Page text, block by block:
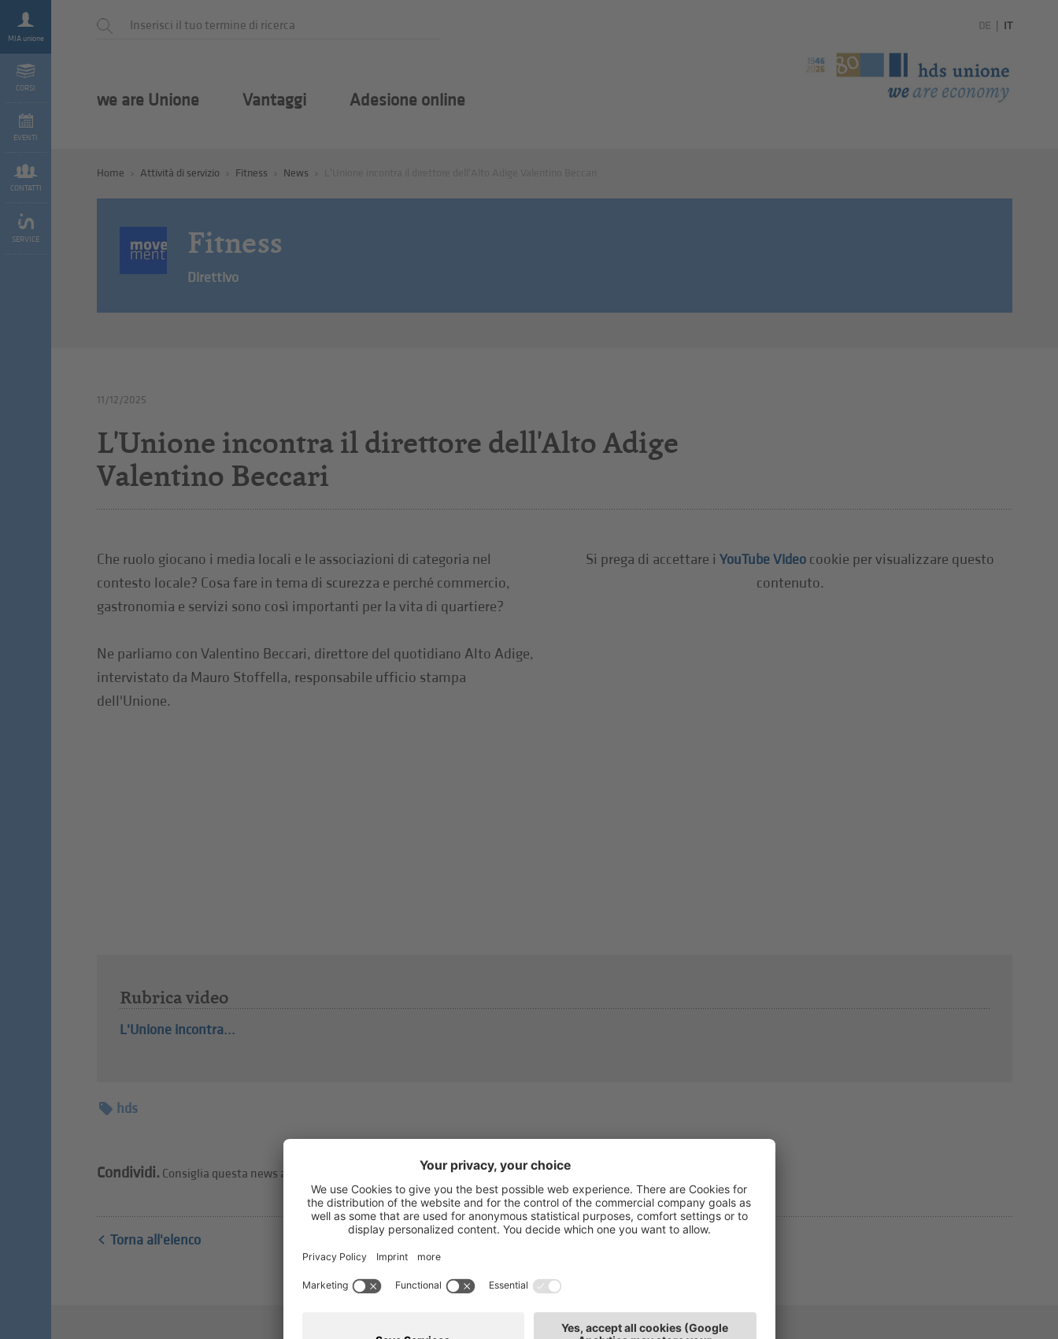
MIA unione
CORSI
EVENTI
CONTATTI
SERVICE
DE IT
we are Unione Vantaggi Adesione online
Home Attività di servizio Fitness News
Fitness
Direttivo
11/12/2025
L'Unione incontra il direttore dell'Alto Adige
Valentino Beccari
Si prega di accettare iYouTube Video cookie per visualizzare questo
contenuto.
Che ruolo giocano i media locali e le associazioni di categoria nel
contesto locale? Cosa fare in tema di scurezza e perché commercio,
gastronomia e servizi sono così importanti per la vita di quartiere?
Ne parliamo con Valentino Beccari, direttore del quotidiano Alto Adige,
intervistato da Mauro Stoffella, responsabile ufficio stampa
dell'Unione.
Rubrica video
L'Unione incontra...
hds
Condividi. Consiglia questa news ai tuoi amici.
Torna all'elenco